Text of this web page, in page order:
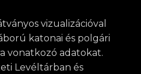
vizualizációval
katonai és polgári
vonatkozó adatokat.
Levéltárban és